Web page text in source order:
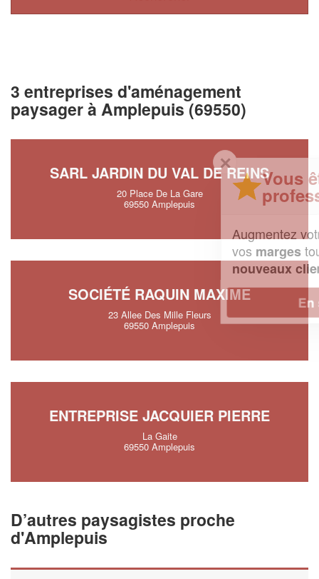
3 entreprises d'aménagement
paysager à Amplepuis (69550)
SARL JARDIN DU VAL DE REINS
20 Place De La Gare
69550 Amplepuis
SOCIÉTÉ RAQUIN MAXIME
23 Allee Des Mille Fleurs
69550 Amplepuis
ENTREPRISE JACQUIER PIERRE
La Gaite
69550 Amplepuis
D’autres paysagistes proche
d'Amplepuis
✕
Vous êtes un
professionnel ?
chiffre d'affaireset
tout en gagnant de
En savoir plus